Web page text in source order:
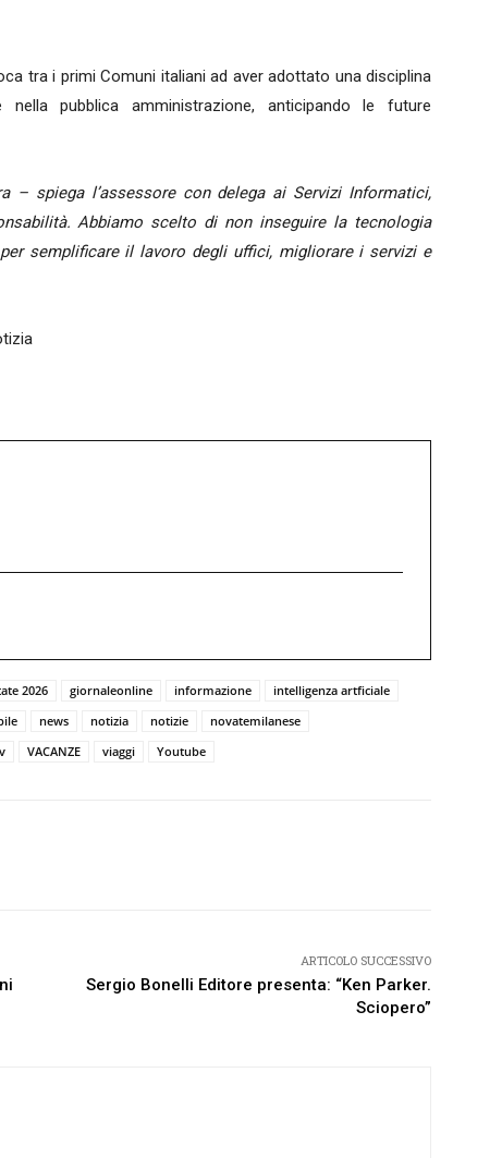
tra i primi Comuni italiani ad aver adottato una disciplina
nella pubblica amministrazione, anticipando le future
– spiega l’assessore con delega ai Servizi Informatici,
Abbiamo scelto di non inseguire la tecnologia
semplificare il lavoro degli uffici, migliorare i servizi e
2026 giornaleonline informazione
intelligenza artficiale
news notizia notizie
novatemilanese
VACANZE viaggi Youtube
ARTICOLO SUCCESSIVO
Sergio Bonelli Editore presenta: “Ken Parker.
Sciopero”